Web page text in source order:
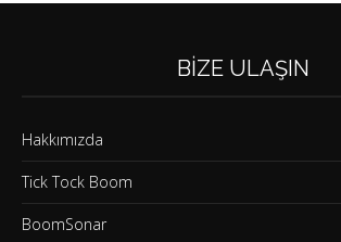
BIZE ULAŞIN
Hakkımızda
Tick Tock Boom
BoomSonar